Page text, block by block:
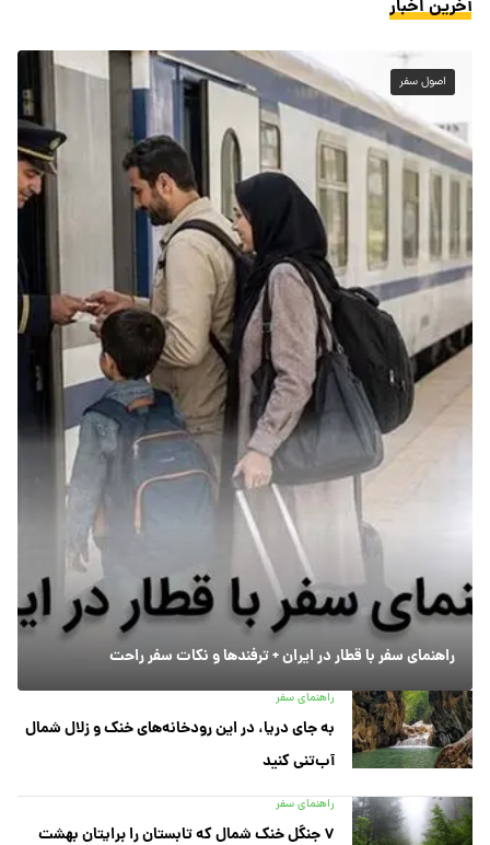
آخرین اخبار
اصول سفر
راهنمای سفر با قطار در ایران + ترفندها و نکات سفر راحت
راهنمای سفر
به جای دریا، در این رودخانه‌های خنک و زلال شمال
آب‌تنی کنید
راهنمای سفر
۷ جنگل خنک شمال که تابستان را برایتان بهشت